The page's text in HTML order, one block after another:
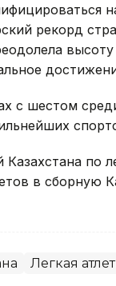
рекорд
с шестом
по
в сборную
Легкая